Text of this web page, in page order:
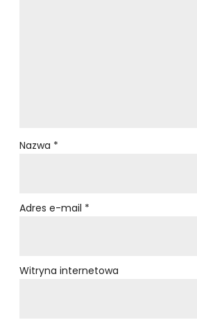
Nazwa *
Adres e-mail *
Witryna internetowa